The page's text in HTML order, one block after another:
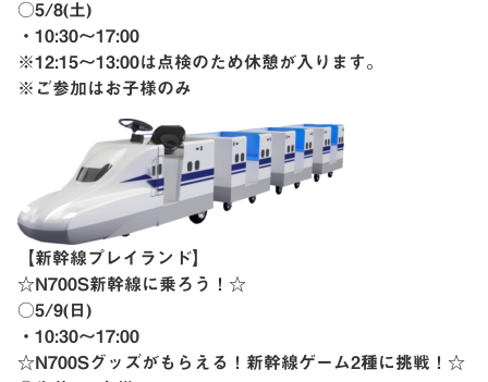
○5/8(土)
・10:30〜17:00
※12:15〜13:00は点検のため休憩が入ります。
※ご参加はお子様のみ
【新幹線プレイランド】
☆N700S新幹線に乗ろう！☆
○5/9(日)
・10:30〜17:00
☆N700Sグッズがもらえる！新幹線ゲーム2種に挑戦！☆